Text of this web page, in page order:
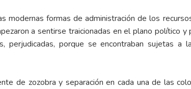
formas de administración de los
a sentirse traicionadas en el plano político y
perjudicadas, porque se encontraban sujetas a
de zozobra y separación en cada una de las